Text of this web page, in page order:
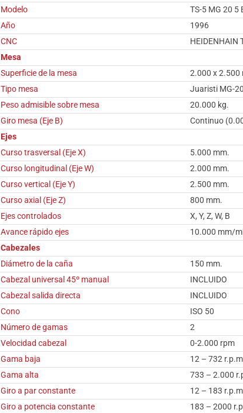
Modelo
TS-5 MG 20 5
Año
1996
CNC
HEIDENHAIN
Mesa
Superficie de la mesa
2.000 x 2.500
Tipo mesa
Juaristi MG-20
Peso admisible sobre mesa
20.000 kg.
Giro mesa (Eje B)
Continuo
Ejes
Curso trasversal (Eje X)
5.000 mm.
Curso longitudinal (Eje W)
2.000 mm.
Curso vertical (Eje Y)
2.500 mm.
Curso axial (Eje Z)
800 mm.
Ejes controlados
X, Y, Z, W, B
Avance rápido ejes
10.000 mm/
Cabezales
Diámetro de la caña
150 mm.
Cabezal universal 45º manual
INCLUIDO
Cabezal salida directa
INCLUIDO
Cono
ISO 50
Número de gamas
2
Velocidad cabezal
0-2.000 rpm
Gama baja
12 – 732
Gama alta
733 – 2.000
Giro a par constante
12 – 183 r.p.m
Giro a potencia constante
183 – 2000